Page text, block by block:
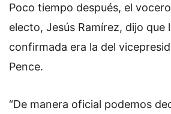
Poco tiempo después, el
electo, Jesús Ramírez, dijo que
confirmada era la del
Pence.
“De manera oficial podemos